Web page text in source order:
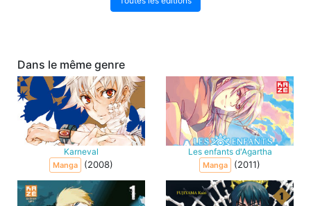
Dans le même genre
Karneval
Manga (2008)
Les enfants d'Agartha
Manga (2011)